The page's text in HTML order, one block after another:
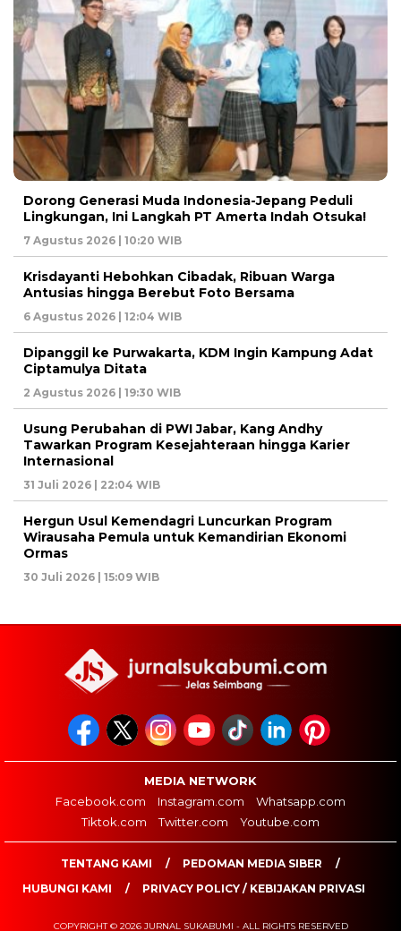
Dorong Generasi Muda Indonesia-Jepang Peduli
Lingkungan, Ini Langkah PT Amerta Indah Otsuka!
7 Agustus 2026 | 10:20 WIB
Krisdayanti Hebohkan Cibadak, Ribuan Warga
Antusias hingga Berebut Foto Bersama
6 Agustus 2026 | 12:04 WIB
Dipanggil ke Purwakarta, KDM Ingin Kampung Adat
Ciptamulya Ditata
2 Agustus 2026 | 19:30 WIB
Usung Perubahan di PWI Jabar, Kang Andhy
Tawarkan Program Kesejahteraan hingga Karier
Internasional
31 Juli 2026 | 22:04 WIB
Hergun Usul Kemendagri Luncurkan Program
Wirausaha Pemula untuk Kemandirian Ekonomi
Ormas
30 Juli 2026 | 15:09 WIB
MEDIA NETWORK
Facebook.com
Instagram.com
Whatsapp.com
Tiktok.com
Twitter.com Youtube.com
TENTANG KAMI
PEDOMAN MEDIA SIBER
HUBUNGI KAMI
PRIVACY POLICY / KEBIJAKAN PRIVASI
COPYRIGHT © 2026 JURNAL SUKABUMI - ALL RIGHTS RESERVED